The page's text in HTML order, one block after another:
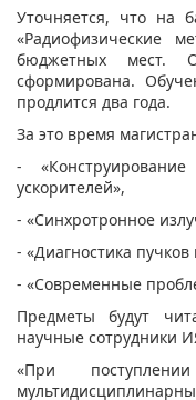
Уточняется, что на
«Радиофизические
бюджетных мест.
сформирована.
продлится два года.
За это время
-
ускорителей»,
- «Синхротронное
- «Диагностика пучков
- «Современные
Предметы будут
научные сотрудники
«При